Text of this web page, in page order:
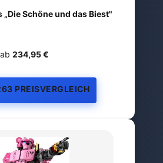
„Die Schöne und das Biest"
ab 234,95 €
PREISVERGLEICH